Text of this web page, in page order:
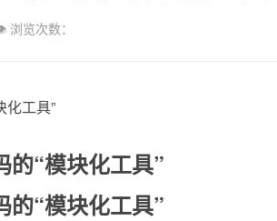
浏览次数：
“模块化工具”
“模块化工具”